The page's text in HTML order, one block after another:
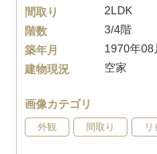
間取り
2LDK
階数
3/4階
築年月
1970年08
建物現況
空家
画像カテゴリ
外観 間取り